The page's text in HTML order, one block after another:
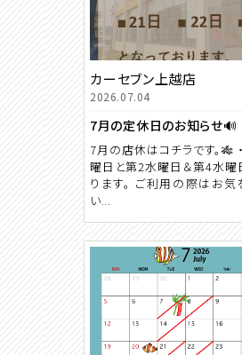
カーセブン上越店
2026.07.04
7月の定休日のお知らせ🔊
7月の店休はコチラです。
曜日と第2水曜日＆第4水曜
ります。 ご利用の際はお気
い...